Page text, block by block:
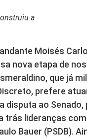
a
Moisés
nova etapa de
que já
prefere
disputa ao
trás lideranças
Bauer (PSDB).